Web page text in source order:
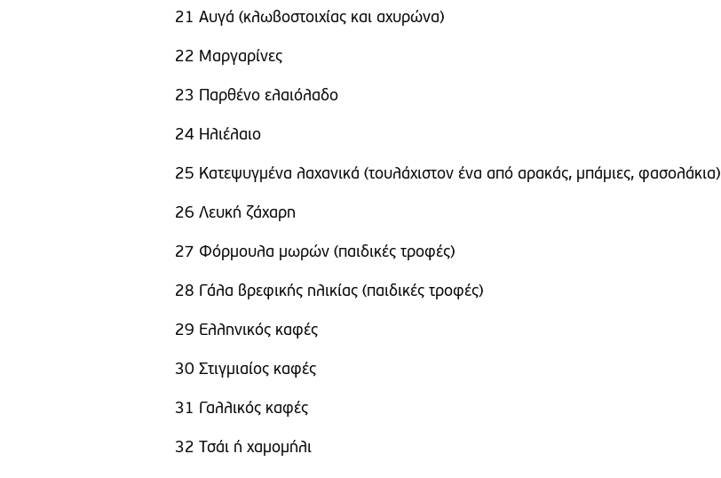
21 Αυγά (κλωβοστοιχίας και αχυρώνα)
22 Μαργαρίνες
23 Παρθένο ελαιόλαδο
24 Ηλιέλαιο
25 Κατεψυγμένα λαχανικά (τουλάχιστον ένα από αρακάς, μπάμιες, φασολάκια)
26 Λευκή ζάχαρη
27 Φόρμουλα μωρών (παιδικές τροφές)
28 Γάλα βρεφικής ηλικίας (παιδικές τροφές)
29 Ελληνικός καφές
30 Στιγμιαίος καφές
31 Γαλλικός καφές
32 Τσάι ή χαμομήλι